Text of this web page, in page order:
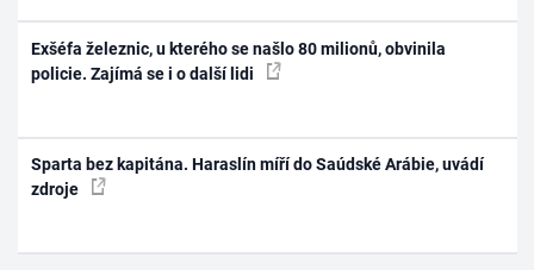
Exšéfa železnic, u kterého se našlo 80 milionů, obvinila
policie. Zajímá se i o další lidi
Sparta bez kapitána. Haraslín míří do Saúdské Arábie, uvádí
zdroje